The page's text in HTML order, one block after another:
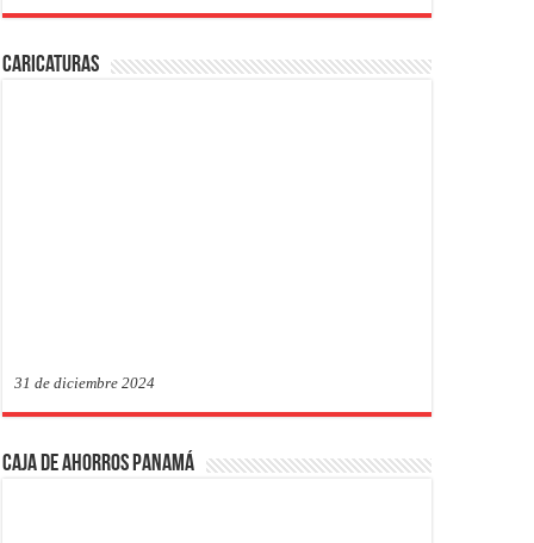
Caricaturas
31 de diciembre 2024
Caja de Ahorros Panamá